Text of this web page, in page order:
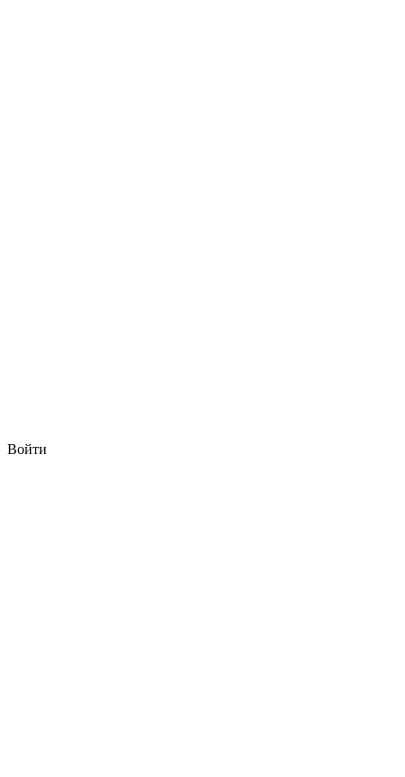
Войти